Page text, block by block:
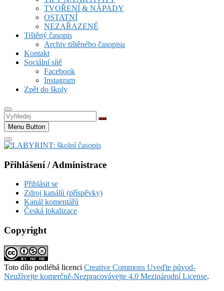
TVOŘENÍ & NÁPADY
OSTATNÍ
NEZAŘAZENÉ
Tištěný časopis
Archiv tištěného časopisu
Kontakt
Sociální sítě
Facebook
Instagram
Zpět do školy
Vyhledej
Menu Button
Přihlášení / Administrace
Přihlásit se
Zdroj kanálů (příspěvky)
Kanál komentářů
Česká lokalizace
Copyright
Toto dílo podléhá licenci Creative Commons Uveďte původ-
Neužívejte komerčně-Nezpracovávejte 4.0 Mezinárodní License.